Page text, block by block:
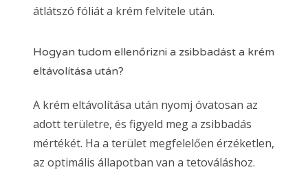
átlátszó fóliát a krém felvitele után.
Hogyan tudom ellenőrizni a zsibbadást a krém
eltávolítása után?
A krém eltávolítása után nyomj óvatosan az
adott területre, és figyeld meg a zsibbadás
mértékét. Ha a terület megfelelően érzéketlen,
az optimális állapotban van a tetováláshoz.